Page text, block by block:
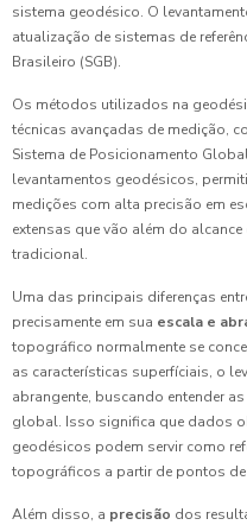
sistema geodésico. O
atualização de sistemas de
Brasileiro (SGB).
Os métodos utilizados na
técnicas avançadas de medição,
Sistema de Posicionamento
levantamentos geodésicos,
medições com alta precisão em
extensas que vão além do
tradicional.
Uma das principais diferenças
precisamente em sua escala e
topográfico normalmente se
as características superfíciais, o
abrangente, buscando entender
global. Isso significa que dados
geodésicos podem servir como
topográficos a partir de pontos
Além disso, a precisão dos